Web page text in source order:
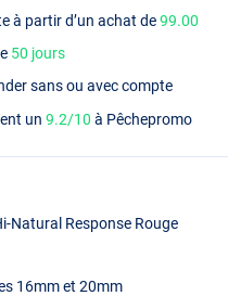
à partir d’un achat de99.00
50 jours
sans ou avec compte
un9.2/10 à Pêchepromo
Natural Response Rouge
16mm et 20mm